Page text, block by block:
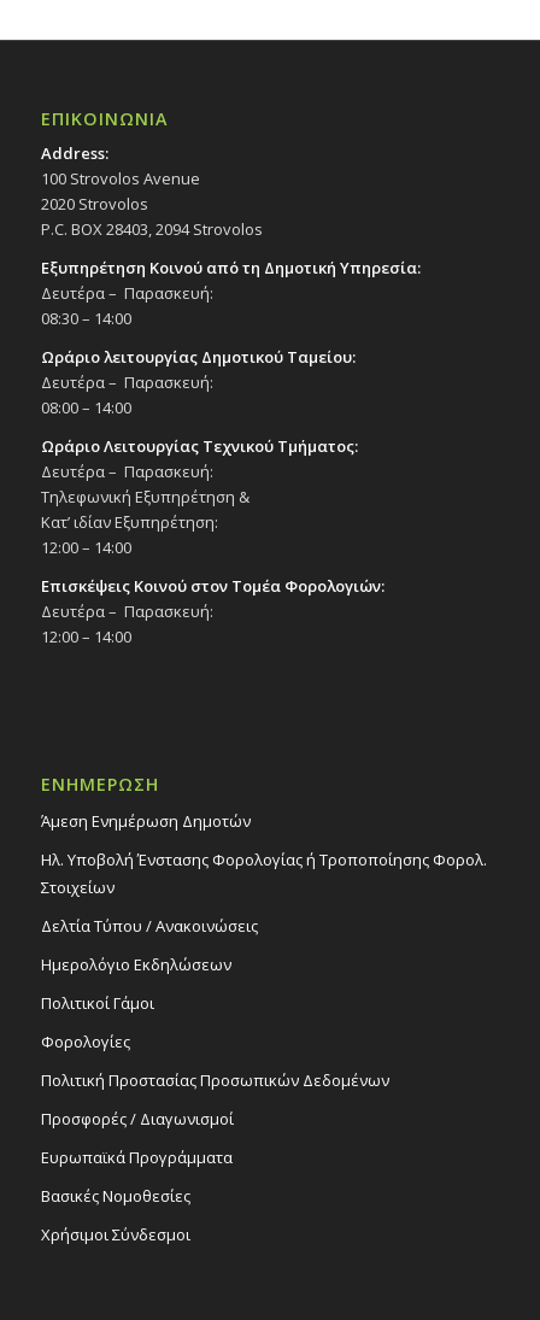
ΕΠΙΚΟΙΝΩΝΙΑ
Address:
100 Strovolos Avenue
2020 Strovolos
P.C. BOX 28403, 2094 Strovolos
Εξυπηρέτηση Κοινού από τη Δημοτική Υπηρεσία:
Δευτέρα – Παρασκευή:
08:30 – 14:00
Ωράριο λειτουργίας Δημοτικού Ταμείου:
Δευτέρα – Παρασκευή:
08:00 – 14:00
Ωράριο Λειτουργίας Τεχνικού Τμήματος:
Δευτέρα – Παρασκευή:
Τηλεφωνική Εξυπηρέτηση &
Κατ’ ιδίαν Εξυπηρέτηση:
12:00 – 14:00
Επισκέψεις Κοινού στον Τομέα Φορολογιών:
Δευτέρα – Παρασκευή:
12:00 – 14:00
ΕΝΗΜΕΡΩΣΗ
Άμεση Ενημέρωση Δημοτών
Ηλ. Υποβολή Ένστασης Φορολογίας ή Τροποποίησης Φορολ.
Στοιχείων
Δελτία Τύπου / Ανακοινώσεις
Ημερολόγιο Εκδηλώσεων
Πολιτικοί Γάμοι
Φορολογίες
Πολιτική Προστασίας Προσωπικών Δεδομένων
Προσφορές / Διαγωνισμοί
Ευρωπαϊκά Προγράμματα
Βασικές Νομοθεσίες
Χρήσιμοι Σύνδεσμοι